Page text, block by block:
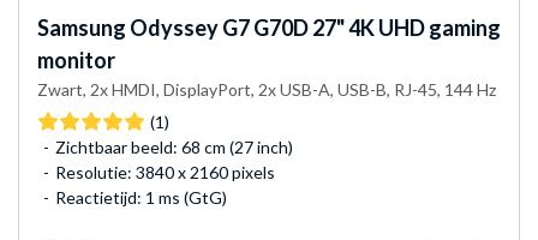
Samsung Odyssey G7 G70D 27" 4K UHD gaming
monitor
Zwart, 2x HMDI, DisplayPort, 2x USB-A, USB-B, RJ-45, 144 Hz
(1)
Zichtbaar beeld: 68 cm (27 inch)
Resolutie: 3840 x 2160 pixels
Reactietijd: 1 ms (GtG)